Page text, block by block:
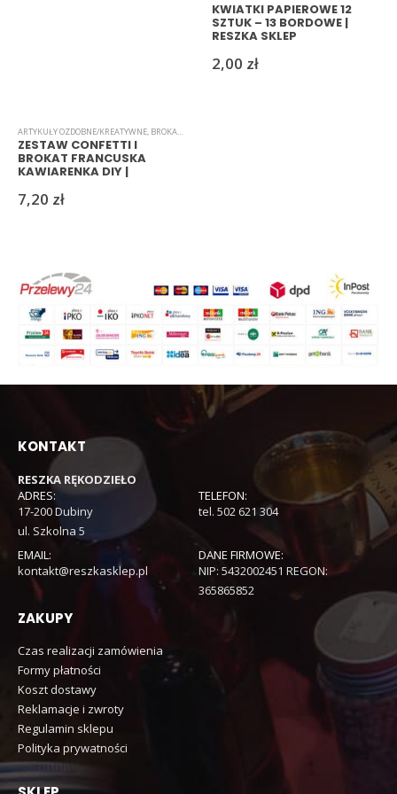
ARTYKUŁY OZDOBNE/KREATYWNE, BROKAT ,
ZESTAW CONFETTI I
BROKAT FRANCUSKA
KAWIARENKA DIY |
7,20 zł
KWIATKI PAPIEROWE 12
SZTUK – 13 BORDOWE |
RESZKA SKLEP
2,00 zł
KONTAKT
RESZKA RĘKODZIEŁO
ADRES:
17-200 Dubiny
ul. Szkolna 5
TELEFON:
tel. 502 621 304
EMAIL:
kontakt@reszkasklep.pl
DANE FIRMOWE:
NIP: 5432002451 REGON:
365865852
ZAKUPY
Czas realizacji zamówienia
Formy płatności
Koszt dostawy
Reklamacje i zwroty
Regulamin sklepu
Polityka prywatności